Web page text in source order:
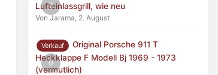
0
Lufteinlassgrill, wie neu
Von Jarama, 2. August
0
Verkauf
Original Porsche 911 T
Heckklappe F Modell Bj 1969 - 1973
(vermutlich)